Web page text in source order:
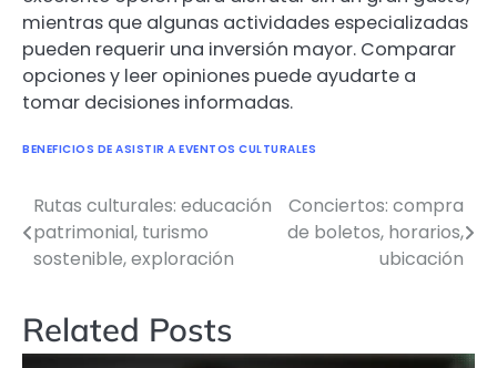
mientras que algunas actividades especializadas
pueden requerir una inversión mayor. Comparar
opciones y leer opiniones puede ayudarte a
tomar decisiones informadas.
BENEFICIOS DE ASISTIR A EVENTOS CULTURALES
Post
navigation
Rutas culturales: educación
patrimonial, turismo
sostenible, exploración
Conciertos: compra
de boletos, horarios,
ubicación
Related Posts